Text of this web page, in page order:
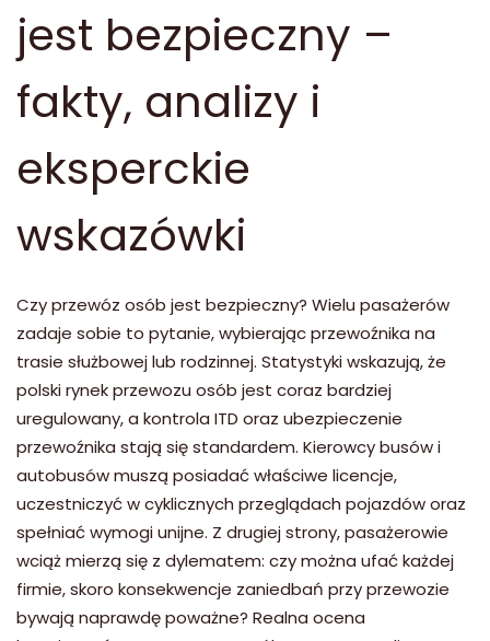
jest bezpieczny –
fakty, analizy i
eksperckie
wskazówki
Czy przewóz osób jest bezpieczny? Wielu pasażerów
zadaje sobie to pytanie, wybierając przewoźnika na
trasie służbowej lub rodzinnej. Statystyki wskazują, że
polski rynek przewozu osób jest coraz bardziej
uregulowany, a kontrola ITD oraz ubezpieczenie
przewoźnika stają się standardem. Kierowcy busów i
autobusów muszą posiadać właściwe licencje,
uczestniczyć w cyklicznych przeglądach pojazdów oraz
spełniać wymogi unijne. Z drugiej strony, pasażerowie
wciąż mierzą się z dylematem: czy można ufać każdej
firmie, skoro konsekwencje zaniedbań przy przewozie
bywają naprawdę poważne? Realna ocena